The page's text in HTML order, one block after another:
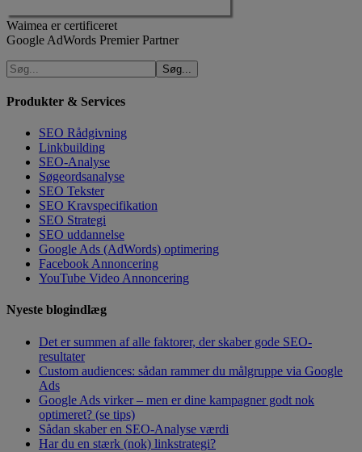
Waimea er certificeret
Google AdWords Premier Partner
Produkter & Services
SEO Rådgivning
Linkbuilding
SEO-Analyse
Søgeordsanalyse
SEO Tekster
SEO Kravspecifikation
SEO Strategi
SEO uddannelse
Google Ads (AdWords) optimering
Facebook Annoncering
YouTube Video Annoncering
Nyeste blogindlæg
Det er summen af alle faktorer, der skaber gode SEO-
resultater
Custom audiences: sådan rammer du målgruppe via Google
Ads
Google Ads virker – men er dine kampagner godt nok
optimeret? (se tips)
Sådan skaber en SEO-Analyse værdi
Har du en stærk (nok) linkstrategi?